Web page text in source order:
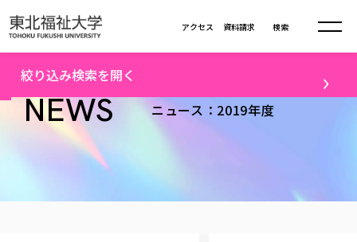
資料請求
アクセス 検索
学部・大学院
NEWS ニュース：2019年度
絞り込み検索を開く
テーマ
すべて